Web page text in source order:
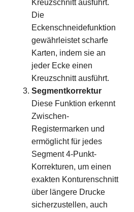
Kreuzschnitt ausführt.
Die
Eckenschneidefunktion
gewährleistet scharfe
Karten, indem sie an
jeder Ecke einen
Kreuzschnitt ausführt.
Segmentkorrektur
Diese Funktion erkennt
Zwischen-
Registermarken und
ermöglicht für jedes
Segment 4-Punkt-
Korrekturen, um einen
exakten Konturenschnitt
über längere Drucke
sicherzustellen, auch